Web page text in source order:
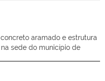
aramado e estrutura
sede do município de